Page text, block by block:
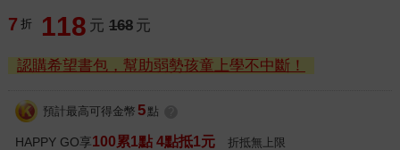
7 折 118 元 168 元
認購希望書包，幫助弱勢孩童上學不中斷！
預計最高可得金幣 5 點
HAPPY GO享100累1點 4點抵1元 折抵無上限